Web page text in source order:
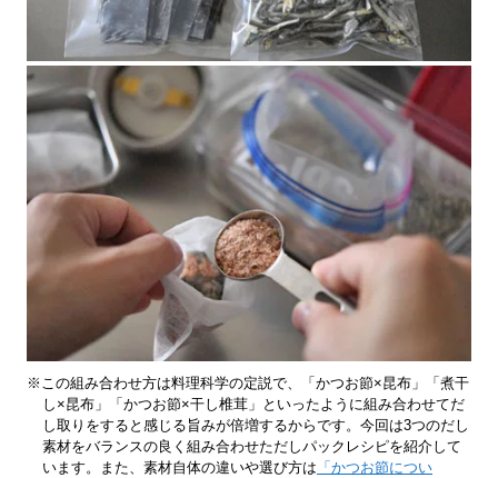
※この組み合わせ方は料理科学の定説で、「かつお節×昆布」「煮干
し×昆布」「かつお節×干し椎茸」といったように組み合わせてだ
し取りをすると感じる旨みが倍増するからです。今回は3つのだし
素材をバランスの良く組み合わせただしパックレシピを紹介して
います。また、素材自体の違いや選び方は 「かつお節につい